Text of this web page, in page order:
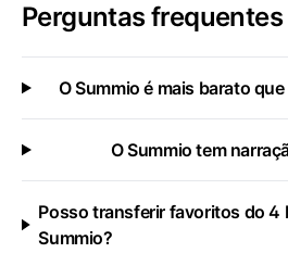
Perguntas frequentes
O Summio é mais barato
O Summio tem
Posso transferir favoritos do 4
Summio?